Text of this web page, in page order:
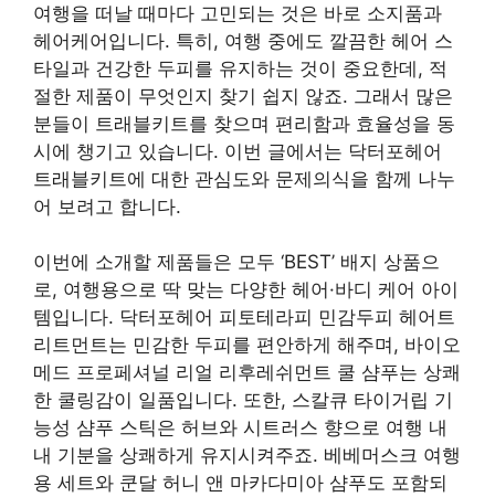
여행을 떠날 때마다 고민되는 것은 바로 소지품과
헤어케어입니다. 특히, 여행 중에도 깔끔한 헤어 스
타일과 건강한 두피를 유지하는 것이 중요한데, 적
절한 제품이 무엇인지 찾기 쉽지 않죠. 그래서 많은
분들이 트래블키트를 찾으며 편리함과 효율성을 동
시에 챙기고 있습니다. 이번 글에서는 닥터포헤어
트래블키트에 대한 관심도와 문제의식을 함께 나누
어 보려고 합니다.
이번에 소개할 제품들은 모두 ‘BEST’ 배지 상품으
로, 여행용으로 딱 맞는 다양한 헤어·바디 케어 아이
템입니다. 닥터포헤어 피토테라피 민감두피 헤어트
리트먼트는 민감한 두피를 편안하게 해주며, 바이오
메드 프로페셔널 리얼 리후레쉬먼트 쿨 샴푸는 상쾌
한 쿨링감이 일품입니다. 또한, 스칼큐 타이거립 기
능성 샴푸 스틱은 허브와 시트러스 향으로 여행 내
내 기분을 상쾌하게 유지시켜주죠. 베베머스크 여행
용 세트와 쿤달 허니 앤 마카다미아 샴푸도 포함되